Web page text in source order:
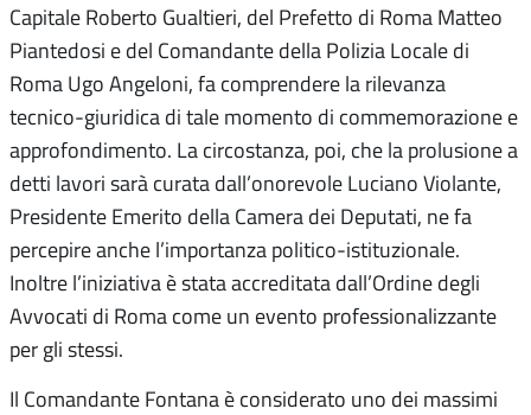
Capitale Roberto Gualtieri, del Prefetto di Roma Matteo
Piantedosi e del Comandante della Polizia Locale di
Roma Ugo Angeloni, fa comprendere la rilevanza
tecnico-giuridica di tale momento di commemorazione e
approfondimento. La circostanza, poi, che la prolusione a
detti lavori sarà curata dall’onorevole Luciano Violante,
Presidente Emerito della Camera dei Deputati, ne fa
percepire anche l’importanza politico-istituzionale.
Inoltre l’iniziativa è stata accreditata dall’Ordine degli
Avvocati di Roma come un evento professionalizzante
per gli stessi.
Il Comandante Fontana è considerato uno dei massimi